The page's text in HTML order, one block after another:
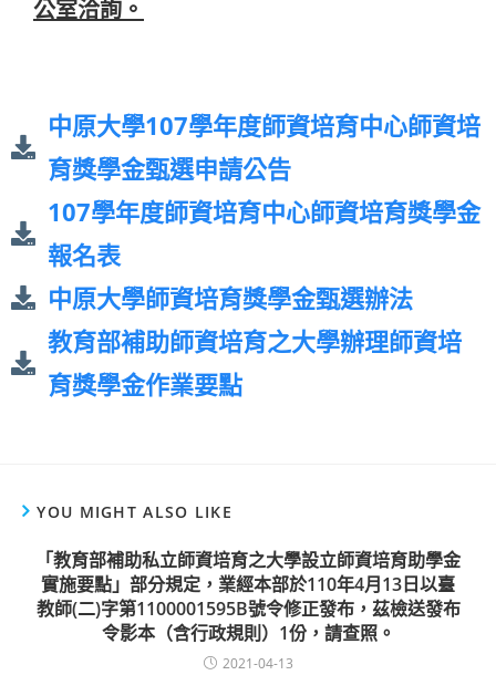
公室洽詢。
中原大學107學年度師資培育中心師資培
育獎學金甄選申請公告
107學年度師資培育中心師資培育獎學金
報名表
中原大學師資培育獎學金甄選辦法
教育部補助師資培育之大學辦理師資培
育獎學金作業要點
YOU MIGHT ALSO LIKE
「教育部補助私立師資培育之大學設立師資培育助學金
實施要點」部分規定，業經本部於110年4月13日以臺
教師(二)字第1100001595B號令修正發布，茲檢送發布
令影本（含行政規則）1份，請查照。
2021-04-13